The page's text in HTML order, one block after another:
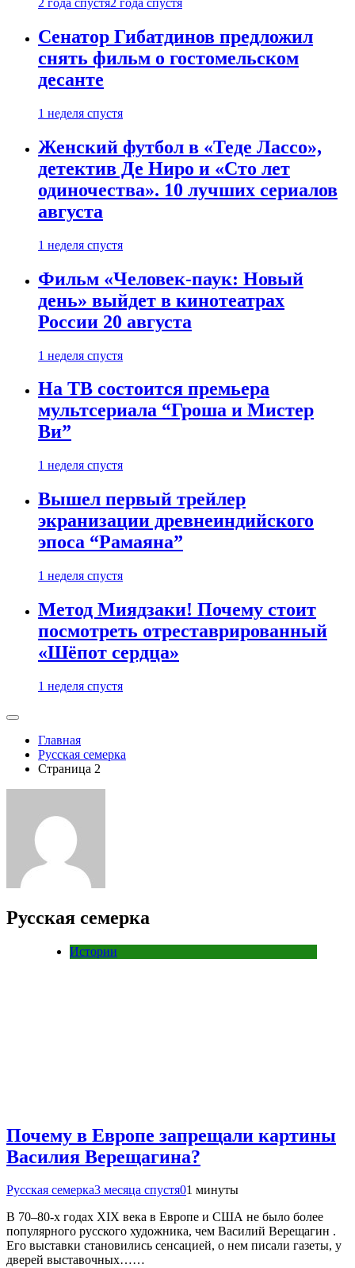
2 года спустя2 года спустя
Сенатор Гибатдинов предложил
снять фильм о гостомельском
десанте
1 неделя спустя
Женский футбол в «Теде Лассо»,
детектив Де Ниро и «Сто лет
одиночества». 10 лучших сериалов
августа
1 неделя спустя
Фильм «Человек-паук: Новый
день» выйдет в кинотеатрах
России 20 августа
1 неделя спустя
На ТВ состоится премьера
мультсериала “Гроша и Мистер
Ви”
1 неделя спустя
Вышел первый трейлер
экранизации древнеиндийского
эпоса “Рамаяна”
1 неделя спустя
Метод Миядзаки! Почему стоит
посмотреть отреставрированный
«Шёпот сердца»
1 неделя спустя
Главная
Русская семерка
Страница 2
Русская семерка
Истории
Почему в Европе запрещали картины
Василия Верещагина?
Русская семерка3 месяца спустя01 минуты
В 70–80-х годах XIX века в Европе и США не было более
популярного русского художника, чем Василий Верещагин .
Его выставки становились сенсацией, о нем писали газеты, у
дверей выставочных……